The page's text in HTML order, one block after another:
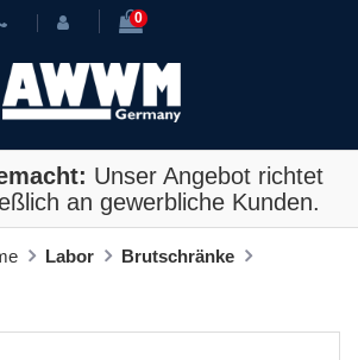
0
Unser Angebot richtet
an gewerbliche Kunden.
Labor
Brutschränke